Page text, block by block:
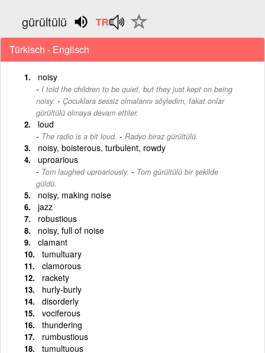
gürültülü
Türkisch - Englisch
noisy
I told the children to be quiet, but they just kept on being
noisy. - Çocuklara sessiz olmalarını söyledim, fakat onlar
gürültülü olmaya devam ettiler.
loud
The radio is a bit loud. - Radyo biraz gürültülü.
noisy, boisterous, turbulent, rowdy
uproarious
Tom laughed uproariously. - Tom gürültülü bir şekilde
güldü.
noisy, making noise
jazz
robustious
noisy, full of noise
clamant
tumultuary
clamorous
rackety
hurly-burly
disorderly
vociferous
thundering
rumbustious
tumultuous